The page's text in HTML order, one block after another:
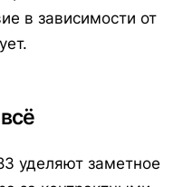
в зависимости от
уделяют заметное